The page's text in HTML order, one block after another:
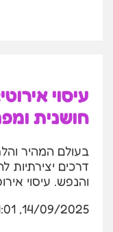
עיסוי
חושנית
בעולם המהיר
דרכים
והנפש. עיסוי
14/09/2025, 01:01